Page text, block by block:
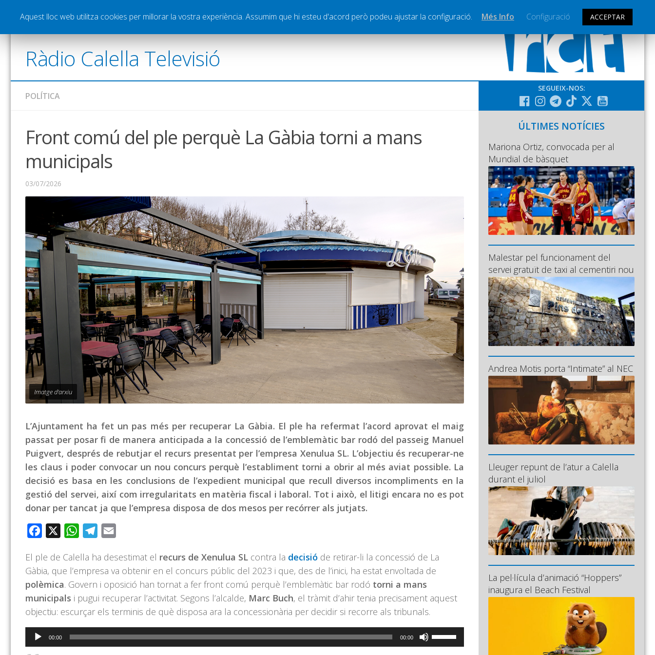
Notícies Esports Pòdcasts Vídeos Graella Publicitat Contacte
Ràdio Calella Televisió
POLÍTICA
Front comú del ple perquè La Gàbia torni a mans
municipals
03/07/2026
Imatge d'arxiu
L’Ajuntament ha fet un pas més per recuperar La Gàbia. El ple ha refermat l’acord aprovat el maig
passat per posar fi de manera anticipada a la concessió de l’emblemàtic bar rodó del passeig Manuel
Puigvert, després de rebutjar el recurs presentat per l’empresa Xenulua SL. L’objectiu és recuperar-ne
les claus i poder convocar un nou concurs perquè l’establiment torni a obrir al més aviat possible. La
decisió es basa en les conclusions de l’expedient municipal que recull diversos incompliments en la
gestió del servei, així com irregularitats en matèria fiscal i laboral. Tot i això, el litigi encara no es pot
donar per tancat ja que l’empresa disposa de dos mesos per recórrer als jutjats.
Facebook WhatsAppTelegram
El ple de Calella ha desestimat el recurs de Xenulua SL contra la decisió de retirar-li la concessió de La
Gàbia, que l’empresa va obtenir en el concurs públic del 2023 i que, des de l’inici, ha estat envoltada de
polèmica. Govern i oposició han tornat a fer front comú perquè l’emblemàtic bar rodó torni a mans
municipals i pugui recuperar l’activitat. Segons l’alcalde, Marc Buch, el tràmit d’ahir tenia precisament aquest
objectiu: escurçar els terminis de què disposa ara la concessionària per decidir si recorre als tribunals.
Reproductor
d'àudio
00:00 00:00
Feu
servir
SEGUEIX-NOS:
ÚLTIMES NOTÍCIES
Mariona Ortiz, convocada per al
Mundial de bàsquet
Malestar pel funcionament del
servei gratuït de taxi al cementiri nou
Andrea Motis porta “Intimate” al NEC
Lleuger repunt de l’atur a Calella
durant el juliol
La pel·lícula d’animació “Hoppers”
inaugura el Beach Festival
Aquest lloc web utilitza cookies per millorar la vostra experiència. Assumim que hi esteu d'acord però podeu ajustar la configuració. Més Info Configuració ACCEPTAR